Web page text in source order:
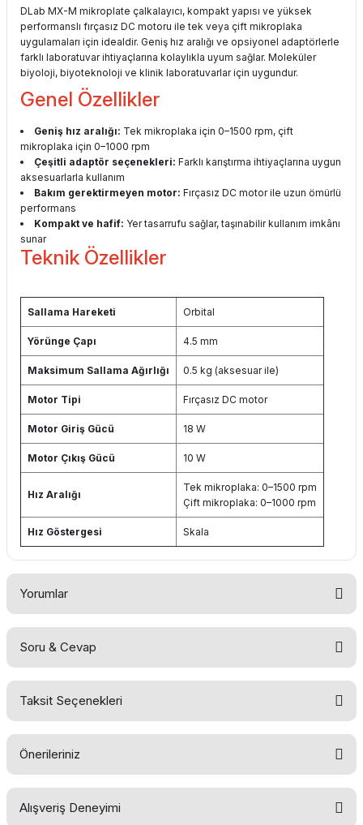
DLab MX-M mikroplate çalkalayıcı, kompakt yapısı ve yüksek
performanslı fırçasız DC motoru ile tek veya çift mikroplaka
uygulamaları için idealdir. Geniş hız aralığı ve opsiyonel adaptörlerle
farklı laboratuvar ihtiyaçlarına kolaylıkla uyum sağlar. Moleküler
biyoloji, biyoteknoloji ve klinik laboratuvarlar için uygundur.
Genel Özellikler
Geniş hız aralığı: Tek mikroplaka için 0–1500 rpm, çift
mikroplaka için 0–1000 rpm
Çeşitli adaptör seçenekleri: Farklı karıştırma ihtiyaçlarına uygun
aksesuarlarla kullanım
Bakım gerektirmeyen motor: Fırçasız DC motor ile uzun ömürlü
performans
Kompakt ve hafif: Yer tasarrufu sağlar, taşınabilir kullanım imkânı
sunar
Teknik Özellikler
Sallama Hareketi Orbital
Yörünge Çapı 4.5 mm
Maksimum Sallama Ağırlığı 0.5 kg (aksesuar ile)
Motor Tipi Fırçasız DC motor
Motor Giriş Gücü 18 W
Motor Çıkış Gücü 10 W
Hız Aralığı
Tek mikroplaka: 0–1500 rpm
Çift mikroplaka: 0–1000 rpm
Hız Göstergesi Skala
Yorumlar
Yorum Yaz
Soru & Cevap
Soru Sor
Taksit Seçenekleri
Önerileriniz
Bu ürünün fiyat bilgisi, resim, ürün açıklamalarında ve diğer
Alışveriş Deneyimi